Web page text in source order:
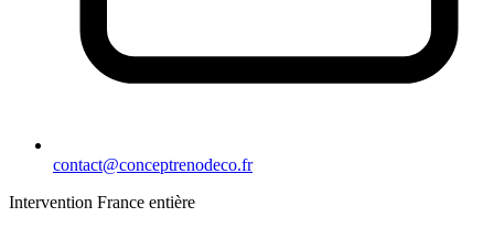
contact@conceptrenodeco.fr
Intervention France entière